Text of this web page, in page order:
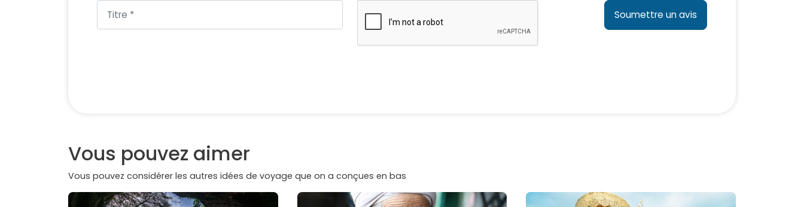
Soumettre un avis
Vous pouvez aimer
Vous pouvez considérer les autres idées de voyage que on a conçues en bas